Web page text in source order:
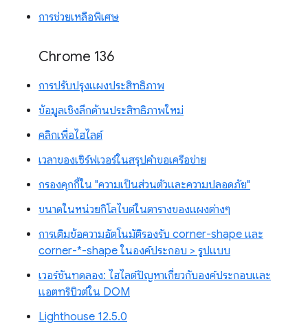
การช่วยเหลือพิเศษ
Chrome 136
การปรับปรุงแผงประสิทธิภาพ
ข้อมูลเชิงลึกด้านประสิทธิภาพใหม่
คลิกเพื่อไฮไลต์
เวลาของเซิร์ฟเวอร์ในสรุปคำขอเครือข่าย
กรองคุกกี้ใน "ความเป็นส่วนตัวและความปลอดภัย"
ขนาดในหน่วยกิโลไบต์ในตารางของแผงต่างๆ
การเติมข้อความอัตโนมัติรองรับ corner-shape และ
corner-*-shape ในองค์ประกอบ > รูปแบบ
เวอร์ชันทดลอง: ไฮไลต์ปัญหาเกี่ยวกับองค์ประกอบและ
แอตทริบิวต์ใน DOM
Lighthouse 12.5.0